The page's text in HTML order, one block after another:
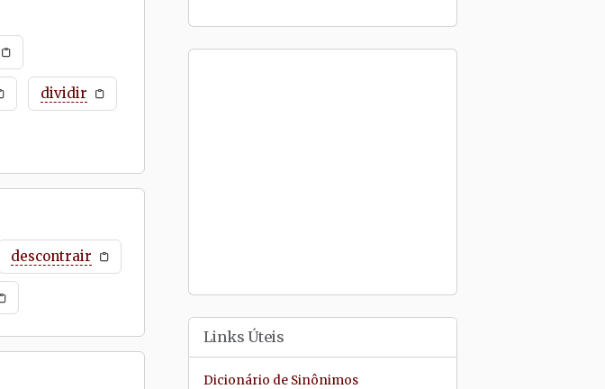
dividir
descontrair
Links Úteis
Dicionário de Sinônimos